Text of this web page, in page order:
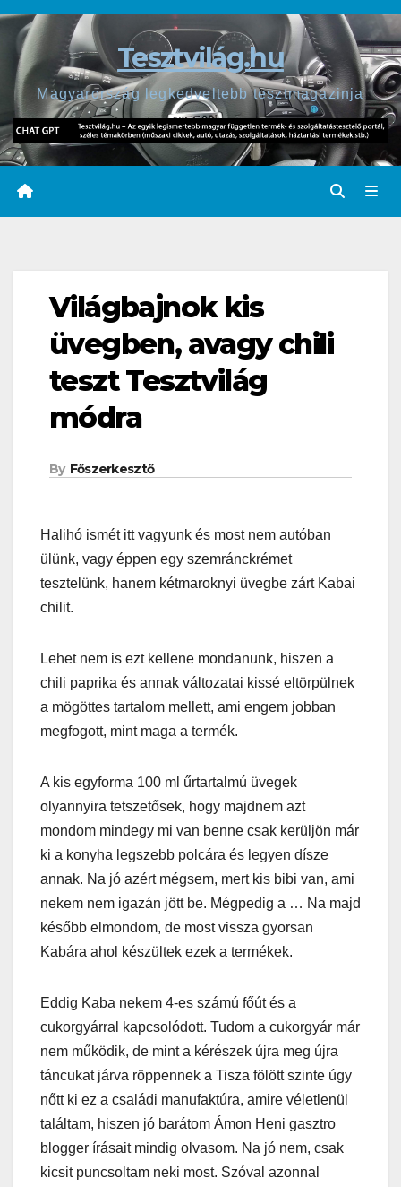
Skip
content
Tesztvilág.hu
Magyarország legkedveltebb tesztmagazinja
Világbajnok kis
üvegben, avagy chili
teszt Tesztvilág
módra
By Főszerkesztő
Halihó ismét itt vagyunk és most nem autóban
ülünk, vagy éppen egy szemránckrémet
tesztelünk, hanem kétmaroknyi üvegbe zárt Kabai
chilit.
Lehet nem is ezt kellene mondanunk, hiszen a
chili paprika és annak változatai kissé eltörpülnek
a mögöttes tartalom mellett, ami engem jobban
megfogott, mint maga a termék.
A kis egyforma 100 ml űrtartalmú üvegek
olyannyira tetszetősek, hogy majdnem azt
mondom mindegy mi van benne csak kerüljön már
ki a konyha legszebb polcára és legyen dísze
annak. Na jó azért mégsem, mert kis bibi van, ami
nekem nem igazán jött be. Mégpedig a … Na majd
később elmondom, de most vissza gyorsan
Kabára ahol készültek ezek a termékek.
Eddig Kaba nekem 4-es számú főút és a
cukorgyárral kapcsolódott. Tudom a cukorgyár már
nem működik, de mint a kérészek újra meg újra
táncukat járva röppennek a Tisza fölött szinte úgy
nőtt ki ez a családi manufaktúra, amire véletlenül
találtam, hiszen jó barátom Ámon Heni gasztro
blogger írásait mindig olvasom. Na jó nem, csak
kicsit puncsoltam neki most. Szóval azonnal